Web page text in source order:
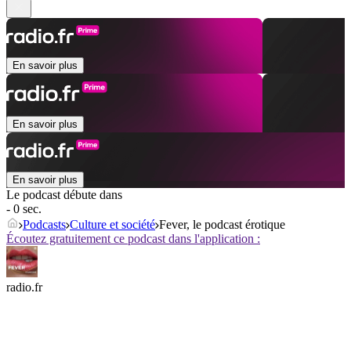
En savoir plus
En savoir plus
En savoir plus
Le podcast débute dans
- 0 sec.
Podcasts Culture et société Fever, le podcast érotique
Écoutez gratuitement ce podcast dans l'application :
radio.fr